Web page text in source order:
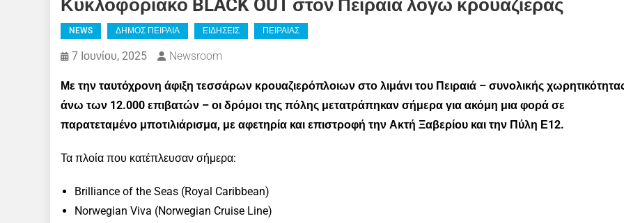
Κυκλοφοριακό BLACK OUT στον Πειραιά λόγω κρουαζιέρας
NEWS ΔΗΜΟΣ ΠΕΙΡΑΙΑ ΕΙΔΗΣΕΙΣ ΠΕΙΡΑΙΑΣ
7 Ιουνίου, 2025 Newsroom
Με την ταυτόχρονη άφιξη τεσσάρων κρουαζιερόπλοιων στο λιμάνι του Πειραιά – συνολικής
άνω των 12.000 επιβατών – οι δρόμοι της πόλης μετατράπηκαν σήμερα για ακόμη μια φορά σε
παρατεταμένο μποτιλιάρισμα, με αφετηρία και επιστροφή την Ακτή Ξαβερίου και την Πύλη Ε12.
Τα πλοία που κατέπλευσαν σήμερα:
Brilliance of the Seas (Royal Caribbean)
Norwegian Viva (Norwegian Cruise Line)